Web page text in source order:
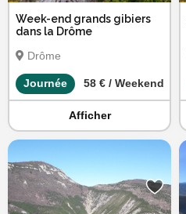
Week-end grands gibiers
dans la Drôme
Drôme
Journée 58 € / Weekend
Afficher